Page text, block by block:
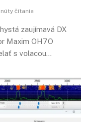
čítania
zaujímavá DX
Maxim OH7O
s volacou…